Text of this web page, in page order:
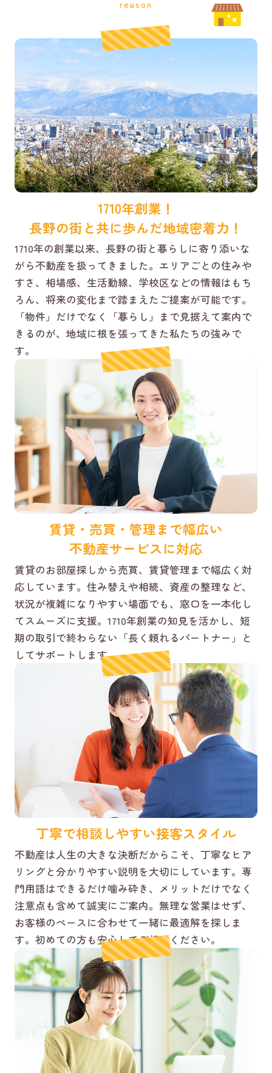
reason
1710年創業！
長野の街と共に歩んだ地域密着力！
1710年の創業以来、長野の街と暮らしに寄り添いな
がら不動産を扱ってきました。エリアごとの住みや
すさ、相場感、生活動線、学校区などの情報はもち
ろん、将来の変化まで踏まえたご提案が可能です。
「物件」だけでなく「暮らし」まで見据えて案内で
きるのが、地域に根を張ってきた私たちの強みで
す。
賃貸・売買・管理まで幅広い
不動産サービスに対応
賃貸のお部屋探しから売買、賃貸管理まで幅広く対
応しています。住み替えや相続、資産の整理など、
状況が複雑になりやすい場面でも、窓口を一本化し
てスムーズに支援。1710年創業の知見を活かし、短
期の取引で終わらない「長く頼れるパートナー」と
してサポートします。
丁寧で相談しやすい接客スタイル
不動産は人生の大きな決断だからこそ、丁寧なヒア
リングと分かりやすい説明を大切にしています。専
門用語はできるだけ噛み砕き、メリットだけでなく
注意点も含めて誠実にご案内。無理な営業はせず、
お客様のペースに合わせて一緒に最適解を探しま
す。初めての方も安心してご相談ください。